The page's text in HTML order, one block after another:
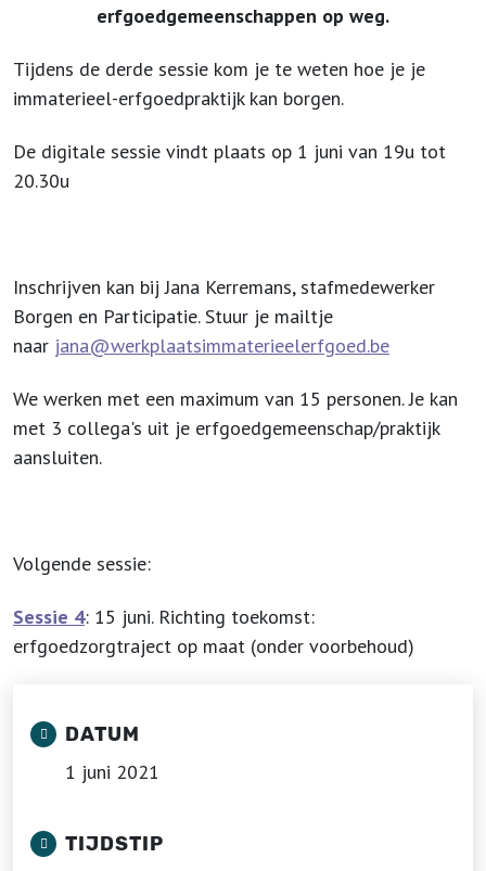
erfgoedgemeenschappen op weg.
Tijdens de derde sessie kom je te weten hoe je je
immaterieel-erfgoedpraktijk kan borgen.
De digitale sessie vindt plaats op 1 juni van 19u tot
20.30u
Inschrijven kan bij Jana Kerremans, stafmedewerker
Borgen en Participatie. Stuur je mailtje
naar jana@werkplaatsimmaterieelerfgoed.be
We werken met een maximum van 15 personen. Je kan
met 3 collega's uit je erfgoedgemeenschap/praktijk
aansluiten.
Volgende sessie:
Sessie 4: 15 juni. Richting toekomst:
erfgoedzorgtraject op maat (onder voorbehoud)
DATUM
1 juni 2021
TIJDSTIP